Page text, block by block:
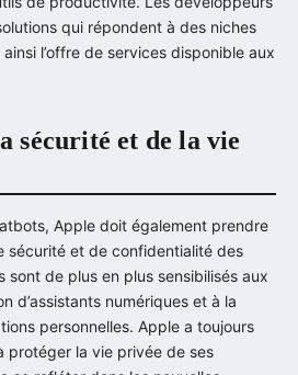
qui répondent à des niches
l’offre de services disponible aux
sécurité et de la vie
Apple doit également prendre
sécurité et de confidentialité des
sont de plus en plus sensibilisés aux
d’assistants numériques et à la
personnelles. Apple a toujours
protéger la vie privée de ses